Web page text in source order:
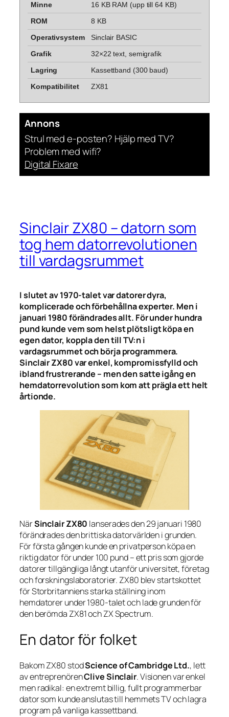
Minne
16 KB RAM (upp till 64 KB)
ROM
8 KB
Operativsystem
Sinclair BASIC
Grafik
32×22 text, semigrafik
Lagring
Kassettband (300 baud)
Kompatibilitet
ZX81
Annons
Strul med e-posten? Hjälp med TV?
Problem med wifi?
Digital Fixare
Sinclair ZX80 – datorn som
tog hem datorrevolutionen
till vardagsrummet
I slutet av 1970-talet var datorer dyra,
komplicerade och förbehållna experter. Men i
januari 1980 förändrades allt. För under hundra
pund kunde vem som helst plötsligt köpa en
egen dator, koppla den till TV:n i
vardagsrummet och börja programmera.
Sinclair ZX80 var enkel, kompromissfylld och
ibland frustrerande – men den satte igång en
hemdatorrevolution som kom att prägla ett helt
årtionde.
NärSinclair ZX80 lanserades den 29 januari 1980
förändrades den brittiska datorvärlden i grunden.
För första gången kunde en privatperson köpa en
riktig dator för under 100 pund – ett pris som gjorde
datorer tillgängliga långt utanför universitet, företag
och forskningslaboratorier. ZX80 blev startskottet
för Storbritanniens starka ställning inom
hemdatorer under 1980-talet och lade grunden för
den berömda ZX81 och ZX Spectrum.
En dator för folket
Bakom ZX80 stodScience of Cambridge Ltd., lett
av entreprenörenClive Sinclair. Visionen var enkel
men radikal: en extremt billig, fullt programmerbar
dator som kunde anslutas till hemmets TV och lagra
program på vanliga kassettband.